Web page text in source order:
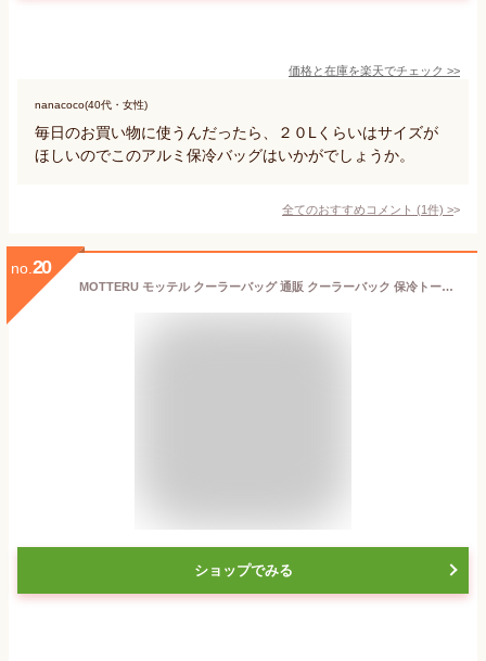
価格と在庫を楽天でチェック >>
nanacoco(40代・女性)
毎日のお買い物に使うんだったら、２０Lくらいはサイズが
ほしいのでこのアルミ保冷バッグはいかがでしょうか。
全てのおすすめコメント (1件) >
no. 20
MOTTERU モッテル クーラーバッグ 通販 クーラーバック 保冷トート 保冷バッグ 保冷バック ショッピングバッグ ショッピングバック エコバッグ エコバック トートバッグ トートバック トート 手提げ コンパクト おしゃれ アルミ クルリト ミニクーラーマルシェバッグ
ショップでみる